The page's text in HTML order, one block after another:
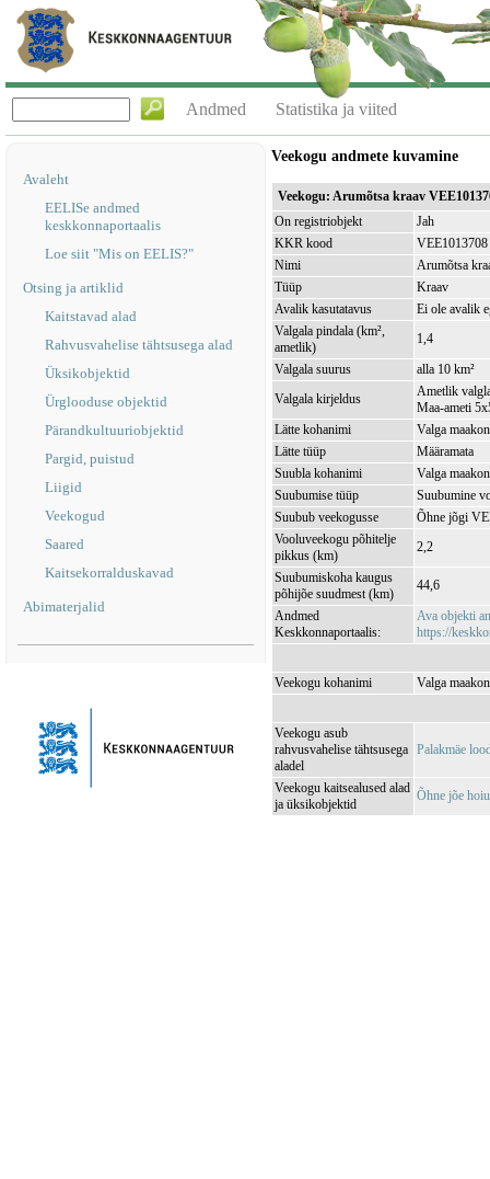
Andmed Statistika ja viited
Avaleht
EELISe andmed
keskkonnaportaalis
Loe siit "Mis on EELIS?"
Otsing ja artiklid
Kaitstavad alad
Rahvusvahelise tähtsusega alad
Üksikobjektid
Ürglooduse objektid
Pärandkultuuriobjektid
Pargid, puistud
Liigid
Veekogud
Saared
Kaitsekorralduskavad
Abimaterjalid
Veekogu andmete kuvamine
Veekogu: Arumõtsa kraav
On registriobjekt
Jah
KKR kood
VEE1013708
Nimi
Arumõtsa
Tüüp
Kraav
Avalik kasutatavus
Ei ole avalik
Valgala pindala (km²,
ametlik)
1,4
Valgala suurus
alla 10 km²
Valgala kirjeldus
Ametlik
Maa-ameti
Lätte kohanimi
Valga
Lätte tüüp
Määramata
Suubla kohanimi
Valga
Suubumise tüüp
Suubumine
Suubub veekogusse
Õhne jõgi
Vooluveekogu põhitelje
pikkus (km)
2,2
Suubumiskoha kaugus
põhijõe suudmest (km)
44,6
Andmed
Keskkonnaportaalis:
Ava objekti
https://
Veekogu kohanimi Valga
Veekogu asub
rahvusvahelise tähtsusega
aladel
Palakmäe
Veekogu kaitsealused alad
ja üksikobjektid
Õhne jõe